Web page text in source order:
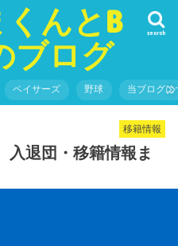
んとB
ブログ
search
ペイサーズ 野球 当ブログに
移籍情報
入退団・移籍情報ま